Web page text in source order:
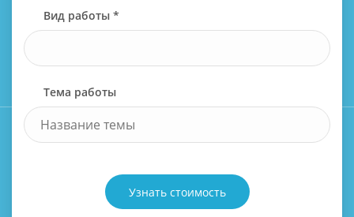
Вид работы *
Тема работы
Узнать стоимость